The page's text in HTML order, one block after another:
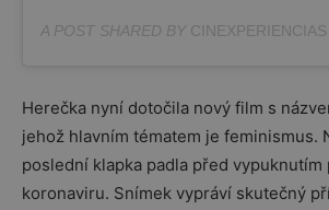
A POST SHARED BY CINEXPERIENCIAS
Herečka nyní dotočila nový film s
jehož hlavním tématem je feminismus.
poslední klapka padla před vypuknutím
koronaviru. Snímek vypráví skutečný